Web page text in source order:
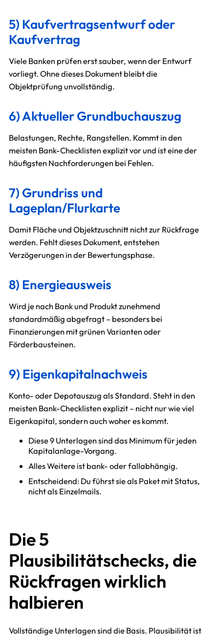
5) Kaufvertragsentwurf oder
Kaufvertrag
Viele Banken prüfen erst sauber, wenn der Entwurf
vorliegt. Ohne dieses Dokument bleibt die
Objektprüfung unvollständig.
6) Aktueller Grundbuchauszug
Belastungen, Rechte, Rangstellen. Kommt in den
meisten Bank-Checklisten explizit vor und ist eine der
häufigsten Nachforderungen bei Fehlen.
7) Grundriss und
Lageplan/Flurkarte
Damit Fläche und Objektzuschnitt nicht zur Rückfrage
werden. Fehlt dieses Dokument, entstehen
Verzögerungen in der Bewertungsphase.
8) Energieausweis
Wird je nach Bank und Produkt zunehmend
standardmäßig abgefragt – besonders bei
Finanzierungen mit grünen Varianten oder
Förderbausteinen.
9) Eigenkapitalnachweis
Konto- oder Depotauszug als Standard. Steht in den
meisten Bank-Checklisten explizit – nicht nur wie viel
Eigenkapital, sondern auch woher es kommt.
Diese 9 Unterlagen sind das Minimum für jeden
Kapitalanlage-Vorgang.
Alles Weitere ist bank- oder fallabhängig.
Entscheidend: Du führst sie als Paket mit Status,
nicht als Einzelmails.
Die 5
Plausibilitätschecks, die
Rückfragen wirklich
halbieren
Vollständige Unterlagen sind die Basis. Plausibilität ist